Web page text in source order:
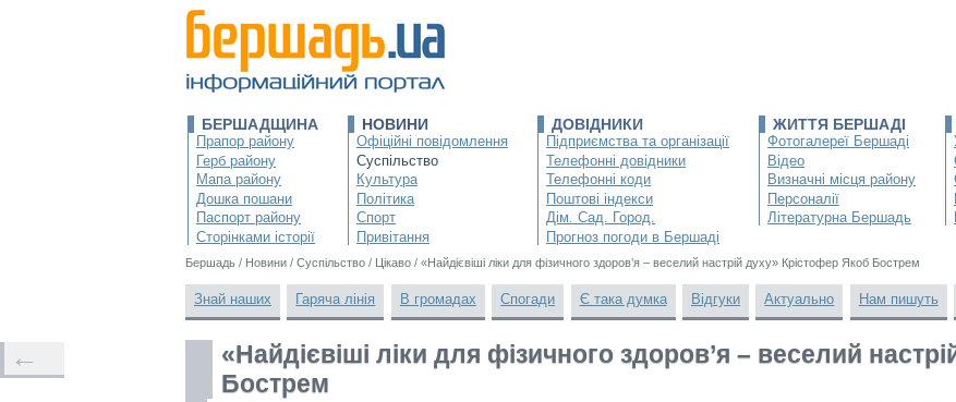
БЕРШАДЩИНА
Прапор району
Герб району
Мапа району
Дошка пошани
Паспорт району
Сторінками історії
НОВИНИ
Офіційні повідомлення
Суспільство
Культура
Політика
Спорт
Привітання
ДОВІДНИКИ
Підприємства та організації
Телефонні довідники
Телефонні коди
Поштові індекси
Дім. Сад. Город.
Прогноз погоди в Бершаді
ЖИТТЯ БЕРШАДІ
Фотогалереї Бершаді
Відео
Визначні місця району
Персоналії
Літературна Бершадь
Бершадь / Новини / Суспільство / Цікаво / «Найдієвіші ліки для фізичного здоров’я – веселий настрій духу» Крістофер Якоб Бострем
Знай наших Гаряча лінія В громадах Спогади Є така думка Відгуки Актуально Нам пишуть
«Найдієвіші ліки для фізичного здоров’я – веселий
Бострем
←